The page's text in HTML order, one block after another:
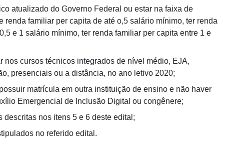
atualizado do Governo Federal ou estar na faixa de
renda familiar per capita de até o,5 salário mínimo, ter renda
e 1 salário mínimo, ter renda familiar per capita entre 1 e
nos cursos técnicos integrados de nível médio, EJA,
presenciais ou a distância, no ano letivo 2020;
matrícula em outra instituição de ensino e não haver
Emergencial de Inclusão Digital ou congênere;
descritas nos itens 5 e 6 deste edital;
no referido edital.